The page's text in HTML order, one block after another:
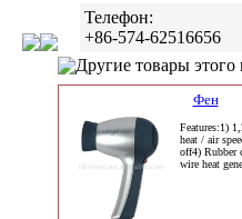
Телефон:
+86-574-62516656
Другие товары этого
Фен
Features:1)
heat / air
off4) Rubber
wire heat